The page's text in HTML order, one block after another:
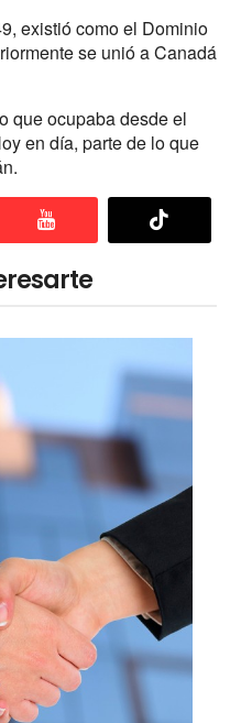
existió como el Dominio
se unió a Canadá
que ocupaba desde el
en día, parte de lo que